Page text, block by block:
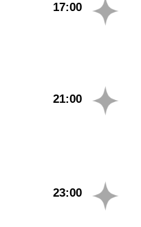
17:00
21:00
23:00